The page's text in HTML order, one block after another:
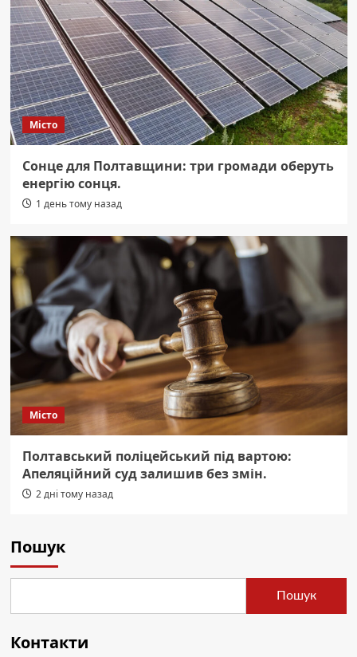
Місто
Сонце для Полтавщини: три громади оберуть
енергію сонця.
1 день тому назад
Місто
Полтавський поліцейський під вартою:
Апеляційний суд залишив без змін.
2 дні тому назад
Пошук
Пошук
Контакти